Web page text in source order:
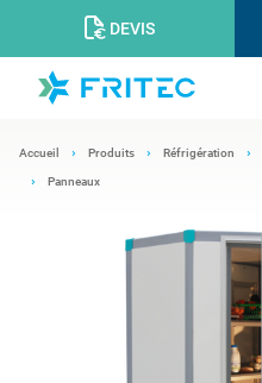
DEVIS
Accueil Produits Réfrigération
Panneaux